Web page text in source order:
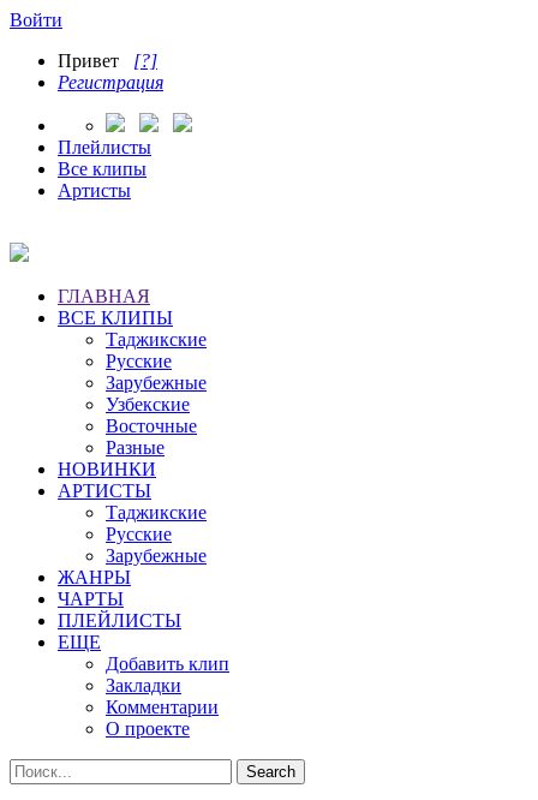
Войти
Привет [?]
Регистрация
Плейлисты
Все клипы
Артисты
ГЛАВНАЯ
ВСЕ КЛИПЫ
Таджикские
Русские
Зарубежные
Узбекские
Восточные
Разные
НОВИНКИ
АРТИСТЫ
Таджикские
Русские
Зарубежные
ЖАНРЫ
ЧАРТЫ
ПЛЕЙЛИСТЫ
ЕЩЕ
Добавить клип
Закладки
Комментарии
О проекте